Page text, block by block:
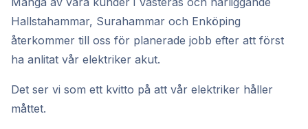
Hallstahammar, Surahammar och Enköping
återkommer till oss för planerade jobb efter att först
ha anlitat vår elektriker akut.
Det ser vi som ett kvitto på att vår elektriker håller
måttet.